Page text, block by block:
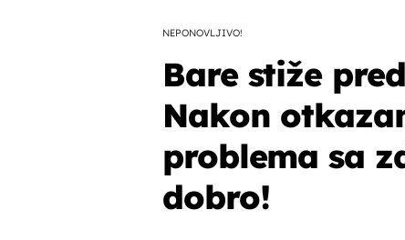
NEPONOVLJIVO!
Bare stiže
Nakon
problema sa
dobro!